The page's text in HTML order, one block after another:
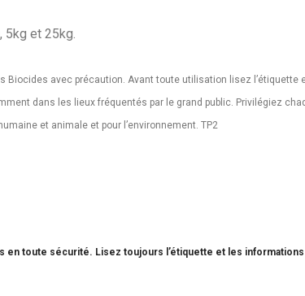
5kg et 25kg.
Biocides avec précaution. Avant toute utilisation lisez
dans les lieux fréquentés par le grand public. Privilégiez
et animale et pour l’environnement. TP2
en toute sécurité. Lisez toujours l’étiquette et les informations